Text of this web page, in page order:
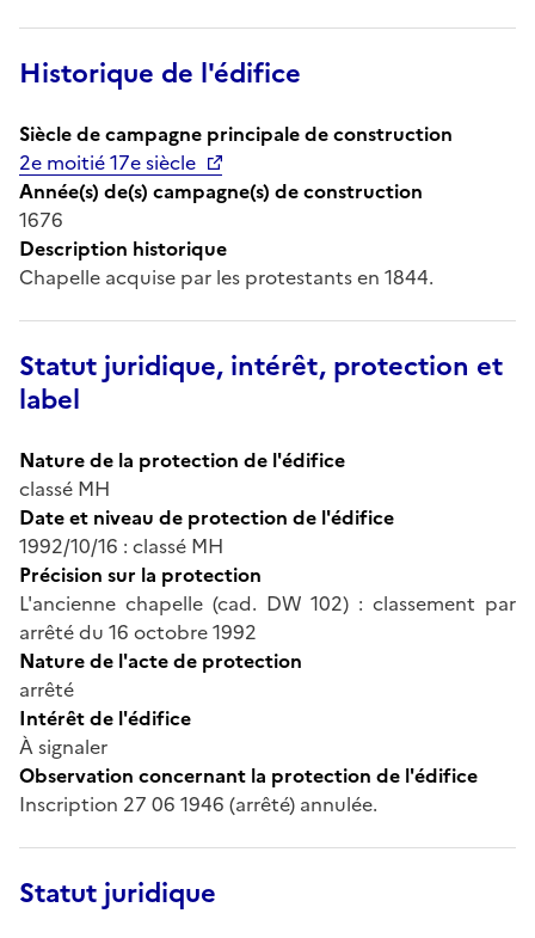
Historique de l'édifice
Siècle de campagne principale de construction
2e moitié 17e siècle
Année(s) de(s) campagne(s) de construction
1676
Description historique
Chapelle acquise par les protestants en 1844.
Statut juridique, intérêt, protection et
label
Nature de la protection de l'édifice
classé MH
Date et niveau de protection de l'édifice
1992/10/16 : classé MH
Précision sur la protection
L'ancienne chapelle (cad. DW 102) : classement par
arrêté du 16 octobre 1992
Nature de l'acte de protection
arrêté
Intérêt de l'édifice
À signaler
Observation concernant la protection de l'édifice
Inscription 27 06 1946 (arrêté) annulée.
Statut juridique